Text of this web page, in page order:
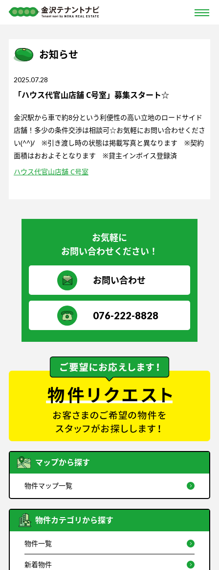
お知らせ
2025.07.28
「ハウス代官山店舗 C号室」募集スタート☆
金沢駅から車で約8分という利便性の高い立地のロードサイド
店舗！多少の条件交渉は相談可☆お気軽にお問い合わせくださ
い(^^)/ ※引き渡し時の状態は掲載写真と異なります ※契約
面積はおおよそとなります ※貸主インボイス登録済
ハウス代官山店舗 C号室
お気軽に
お問い合わせください！
お問い合わせ
076-222-8828
マップから探す
物件マップ一覧
物件カテゴリから探す
物件一覧
新着物件